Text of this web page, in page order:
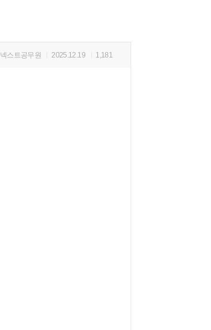
넥스트공무원 2025.12.19 1,181